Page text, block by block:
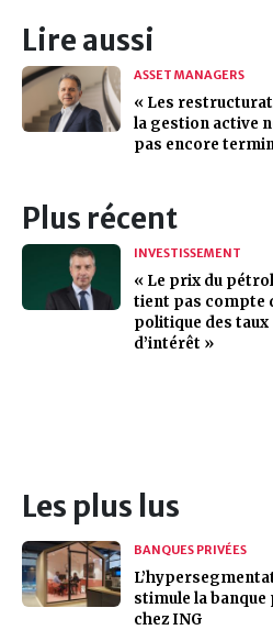
Lire aussi
ASSET MANAGERS
« Les
la gestion active
pas encore
Plus récent
INVESTISSEMENT
« Le prix du
tient pas compte
politique des taux
d’intérêt »
Les plus lus
BANQUES PRIVÉES
stimule la banque
chez ING